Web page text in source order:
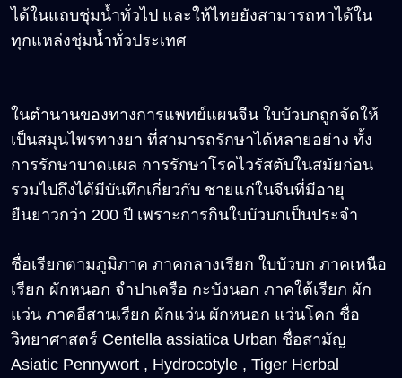
ได้ในแถบชุ่มน้ำทั่วไป และให้ไทยยังสามารถหาได้ใน
ทุกแหล่งชุ่มน้ำทั่วประเทศ
ในตำนานของทางการแพทย์แผนจีน ใบบัวบกถูกจัดให้
เป็นสมุนไพรทางยา ที่สามารถรักษาได้หลายอย่าง ทั้ง
การรักษาบาดแผล การรักษาโรคไวรัสตับในสมัยก่อน
รวมไปถึงได้มีบันทึกเกี่ยวกับ ชายแก่ในจีนที่มีอายุ
ยืนยาวกว่า 200 ปี เพราะการกินใบบัวบกเป็นประจำ
ชื่อเรียกตามภูมิภาค ภาคกลางเรียก ใบบัวบก ภาคเหนือ
เรียก ผักหนอก จำปาเครือ กะบังนอก ภาคใต้เรียก ผัก
แว่น ภาคอีสานเรียก ผักแว่น ผักหนอก แว่นโคก ชื่อ
วิทยาศาสตร์ Centella assiatica Urban ชื่อสามัญ
Asiatic Pennywort , Hydrocotyle , Tiger Herbal